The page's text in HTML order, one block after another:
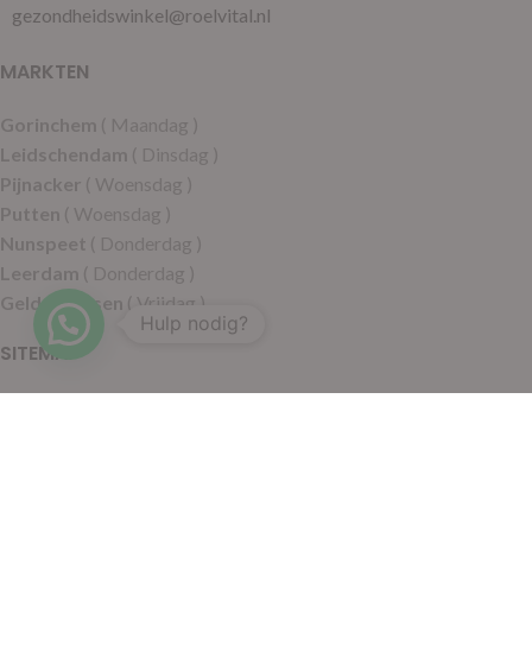
gezondheidswinkel@roelvital.nl
MARKTEN
Gorinchem ( Maandag )
Leidschendam ( Dinsdag )
Pijnacker ( Woensdag )
Putten ( Woensdag )
Nunspeet ( Donderdag )
Leerdam ( Donderdag )
Geldermalsen ( Vrijdag )
SITEMAP
Hulp nodig?